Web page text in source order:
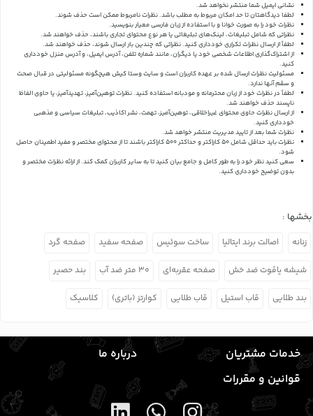
نشانی ایمیل شما منتشر نخواهد شد.
لطفا دیدگاهتان تا حد امکان مربوط به مطلب باشد. نظرات نامربوط ممکن است حذف شوند.
نظرات خود را به صورت خوانا و با استفاده از زبان فارسی معیار بنویسید.
نظراتی که شامل تبلیغات، لینک‌های تبلیغاتی یا هر نوع محتوای تجاری باشند، حذف خواهند شد.
لطفاً از ارسال نظرات تکراری خودداری کنید. نظراتی که چندین بار ارسال شوند، حذف خواهند شد.
از اشتراک‌گذاری اطلاعات شخصی خود یا دیگران، مانند شماره تلفن، آدرس ایمیل، و آدرس منزل خودداری
کنید.
مسئولیت نظرات ارسال شده بر عهده کاربران است و سایت وستا کیش هیچگونه مسئولیتی در قبال صحت
و سقم آنها ندارد.
لطفاً در نظرات خود از زبان محترمانه و مودبانه استفاده کنید. نظرات توهین‌آمیز، تهدیدآمیز، یا حاوی الفاظ
ناپسند حذف خواهند شد.
از ارسال نظرات حاوی محتوای غیراخلاقی، توهین‌آمیز، تهمت، نشر اکاذیب، تبلیغات سیاسی و مذهبی
خودداری کنید.
نظرات شما بعد از تایید مدیریت منتشر خواهد شد.
نظرات باید حداقل شامل 50 کاراکتر و حداکثر 500 کاراکتر باشند تا از محتوای مختصر و مفید اطمینان حاصل
شود.
سعی کنید نظر خود را به طور کامل و جامع بیان کنید تا به سایر کاربران کمک کند.از ارائه نظرات مختصر و
بدون توضیح خودداری کنید.
بخشها :
زنانه اصالت برند ایتالیا ساخت سوئیس صفحه سفید صفحه گرد
شیشه یاقوت ضد خش صفحه عقربه‌ای ۳۰ متر ضد آب بند حصیر
بند طلایی قاب استیل قاب طلایی کوارتز (باتری) کلاسیک
خدمات مشتریان
درباره ما
قوانین و مقررات